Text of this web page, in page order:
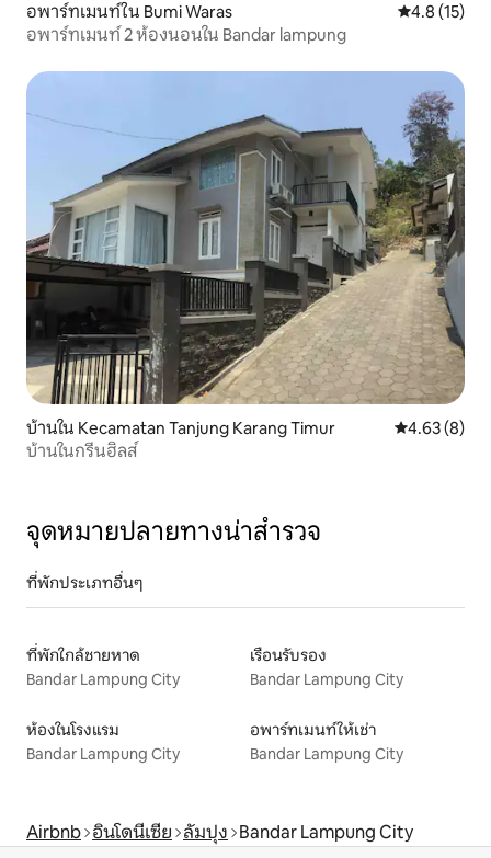
อพาร์ทเมนท์ใน Bumi Waras คะแนนเฉลี่ย
4.8 (15)
อพาร์ทเมนท์ 2 ห้องนอนใน Bandar lampung
บ้านใน Kecamatan Tanjung Karang Timur คะแนนเฉลี่ย
4.63 (8)
บ้านในกรีนฮิลส์
จุดหมายปลายทางน่าสำรวจ
ที่พักประเภทอื่นๆ
ที่พักใกล้ชายหาด
Bandar Lampung City
เรือนรับรอง
Bandar Lampung City
ห้องในโรงแรม
Bandar Lampung City
อพาร์ทเมนท์ให้เช่า
Bandar Lampung City
Airbnb อินโดนีเซีย ลัมปุง Bandar Lampung City